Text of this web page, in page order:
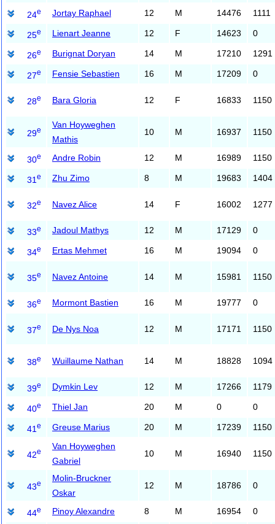
24e Jortay Raphael 12 M 14476 1111
25e Lienart Jeanne 12 F 14623 0
26e Burignat Doryan 14 M 17210 1291
27e Fensie Sebastien 16 M 17209 0
28e Bara Gloria 12 F 16833 1150
29e
Van Hoyweghen
Mathis
10 M 16937 1150
30e Andre Robin 12 M 16989 1150
31 e Zhu Zimo 8 M 19683 1404
32e Navez Alice 14 F 16002 1277
33e Jadoul Mathys 12 M 17129 0
34e Ertas Mehmet 16 M 19094 0
35e Navez Antoine 14 M 15981 1150
36e Mormont Bastien 16 M 19777 0
37e De Nys Noa 12 M 17171 1150
38e Wuillaume Nathan 14 M 18828 1094
39e Dymkin Lev 12 M 17266 1179
40e Thiel Jan 20 M 0 0
41 e Greuse Marius 20 M 17239 1150
42e
Van Hoyweghen
Gabriel
10 M 16940 1150
43e
Molin-Bruckner
Oskar
12 M 18786 0
44e Pinoy Alexandre 8 M 16954 0